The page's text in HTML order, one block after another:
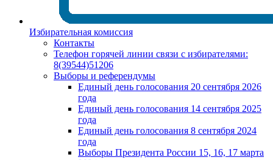
Избирательная комиссия
Контакты
Телефон горячей линии связи с избирателями:
8(39544)51206
Выборы и референдумы
Единый день голосования 20 сентября 2026
года
Единый день голосования 14 сентября 2025
года
Единый день голосования 8 сентября 2024
года
Выборы Президента России 15, 16, 17 марта